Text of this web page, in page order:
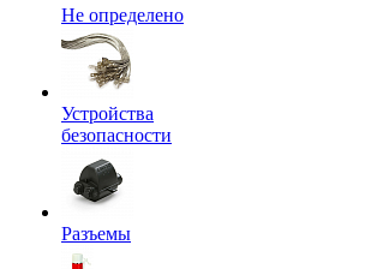
Не определено
Устройства
безопасности
Разъемы